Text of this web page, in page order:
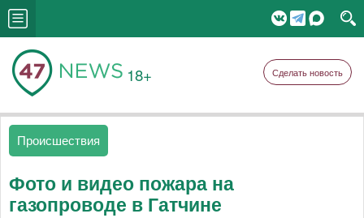
18+ Сделать новость
Происшествия
Фото и видео пожара на
газопроводе в Гатчине